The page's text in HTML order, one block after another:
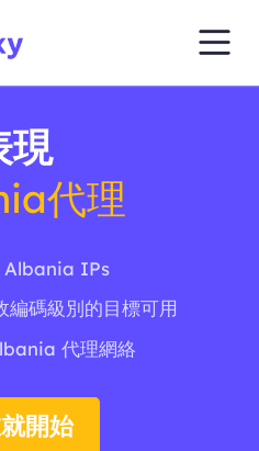
現
代理
Albania IPs
編碼級別的目標可用
代理網絡
開始